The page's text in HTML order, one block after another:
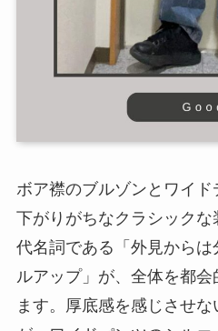
ボア襟のブルゾンとワイ
下がりがちなクラシック
代名詞である「外見から
ルアップ」が、全体を都
ます。厚底感を感じさせ